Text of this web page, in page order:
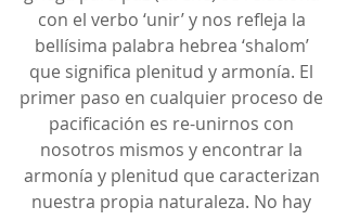
con el verbo ‘unir’ y nos refleja la
bellísima palabra hebrea ‘shalom’
que significa plenitud y armonía. El
primer paso en cualquier proceso de
pacificación es re-unirnos con
nosotros mismos y encontrar la
armonía y plenitud que caracterizan
nuestra propia naturaleza. No hay